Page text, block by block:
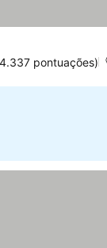
pontuações)